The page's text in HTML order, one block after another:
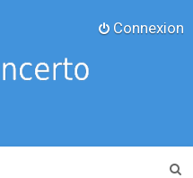
Connexion